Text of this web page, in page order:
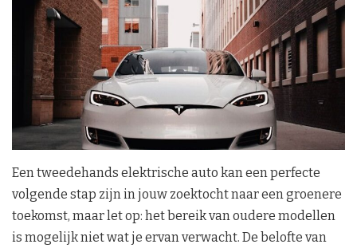
Een tweedehands elektrische auto kan een perfecte
volgende stap zijn in jouw zoektocht naar een groenere
toekomst, maar let op: het bereik van oudere modellen
is mogelijk niet wat je ervan verwacht. De belofte van